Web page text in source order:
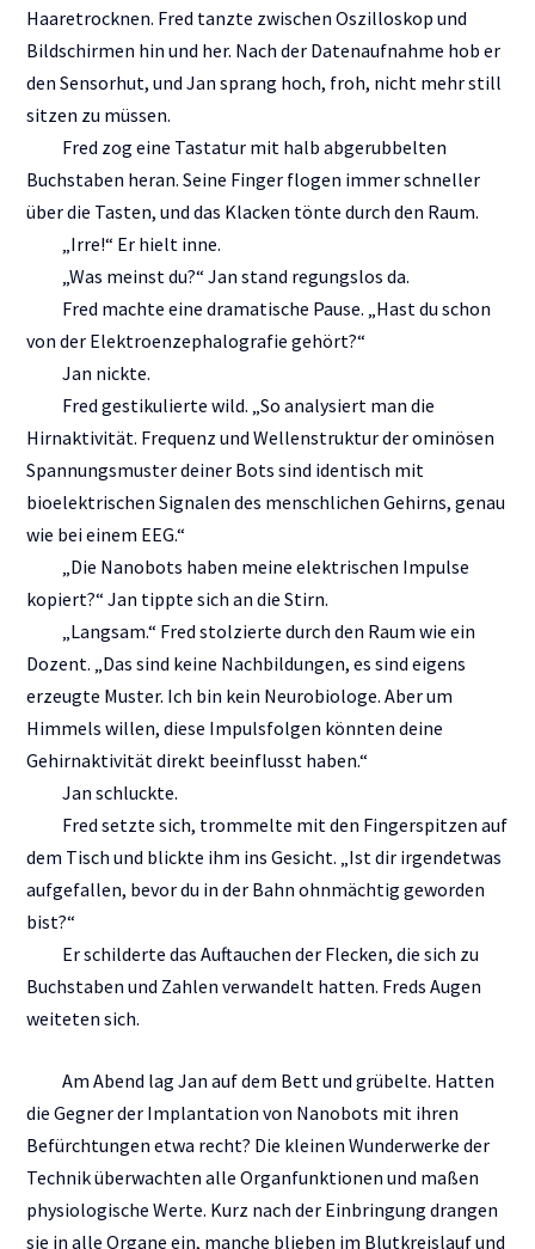
Haaretrocknen. Fred tanzte zwischen Oszilloskop und
Bildschirmen hin und her. Nach der Datenaufnahme hob er
den Sensorhut, und Jan sprang hoch, froh, nicht mehr still
sitzen zu müssen.
Fred zog eine Tastatur mit halb abgerubbelten
Buchstaben heran. Seine Finger flogen immer schneller
über die Tasten, und das Klacken tönte durch den Raum.
„Irre!“ Er hielt inne.
„Was meinst du?“ Jan stand regungslos da.
Fred machte eine dramatische Pause. „Hast du schon
von der Elektroenzephalografie gehört?“
Jan nickte.
Fred gestikulierte wild. „So analysiert man die
Hirnaktivität. Frequenz und Wellenstruktur der ominösen
Spannungsmuster deiner Bots sind identisch mit
bioelektrischen Signalen des menschlichen Gehirns, genau
wie bei einem EEG.“
„Die Nanobots haben meine elektrischen Impulse
kopiert?“ Jan tippte sich an die Stirn.
„Langsam.“ Fred stolzierte durch den Raum wie ein
Dozent. „Das sind keine Nachbildungen, es sind eigens
erzeugte Muster. Ich bin kein Neurobiologe. Aber um
Himmels willen, diese Impulsfolgen könnten deine
Gehirnaktivität direkt beeinflusst haben.“
Jan schluckte.
Fred setzte sich, trommelte mit den Fingerspitzen auf
dem Tisch und blickte ihm ins Gesicht. „Ist dir irgendetwas
aufgefallen, bevor du in der Bahn ohnmächtig geworden
bist?“
Er schilderte das Auftauchen der Flecken, die sich zu
Buchstaben und Zahlen verwandelt hatten. Freds Augen
weiteten sich.
Am Abend lag Jan auf dem Bett und grübelte. Hatten
die Gegner der Implantation von Nanobots mit ihren
Befürchtungen etwa recht? Die kleinen Wunderwerke der
Technik überwachten alle Organfunktionen und maßen
physiologische Werte. Kurz nach der Einbringung drangen
sie in alle Organe ein, manche blieben im Blutkreislauf und